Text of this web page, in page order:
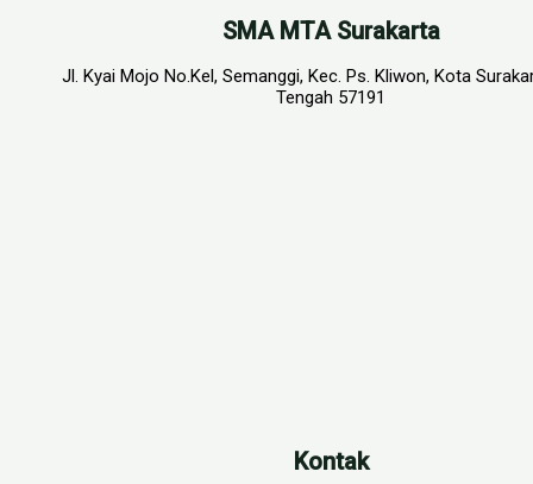
SMA MTA Surakarta
Jl. Kyai Mojo No.Kel, Semanggi, Kec. Ps. Kliwon, Kota
Tengah 57191
Kontak